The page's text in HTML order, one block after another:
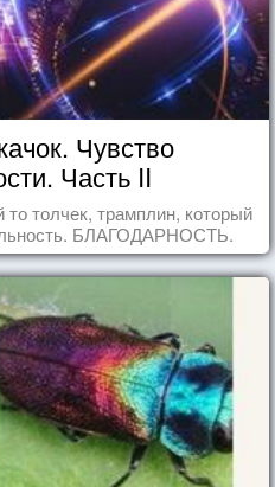
Чувство
Часть II
то толчек, трамплин, который
БЛАГОДАРНОСТЬ.